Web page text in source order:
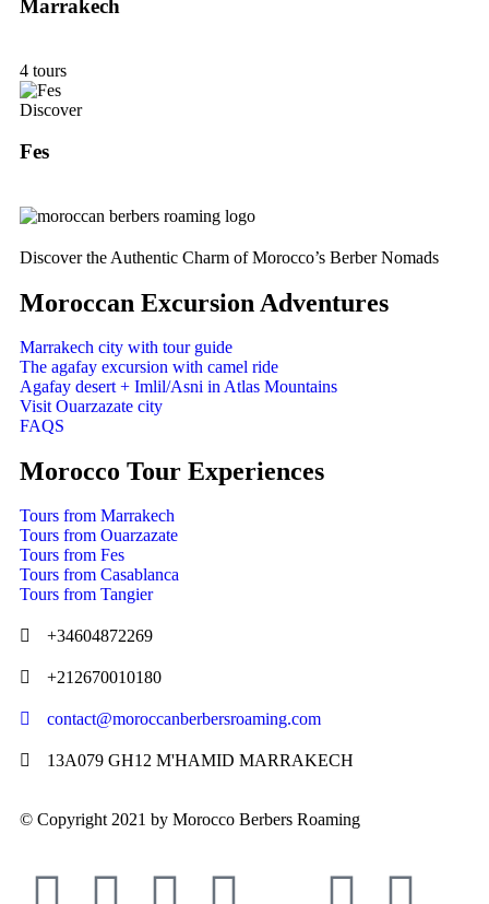
Marrakech
4 tours
Discover
Fes
Discover the Authentic Charm of Morocco’s Berber Nomads
Moroccan Excursion Adventures
Marrakech city with tour guide
The agafay excursion with camel ride
Agafay desert + Imlil/Asni in Atlas Mountains
Visit Ouarzazate city
FAQS
Morocco Tour Experiences
Tours from Marrakech
Tours from Ouarzazate
Tours from Fes
Tours from Casablanca
Tours from Tangier
+34604872269
+212670010180
contact@moroccanberbersroaming.com
13A079 GH12 M'HAMID MARRAKECH
© Copyright 2021 by Morocco Berbers Roaming